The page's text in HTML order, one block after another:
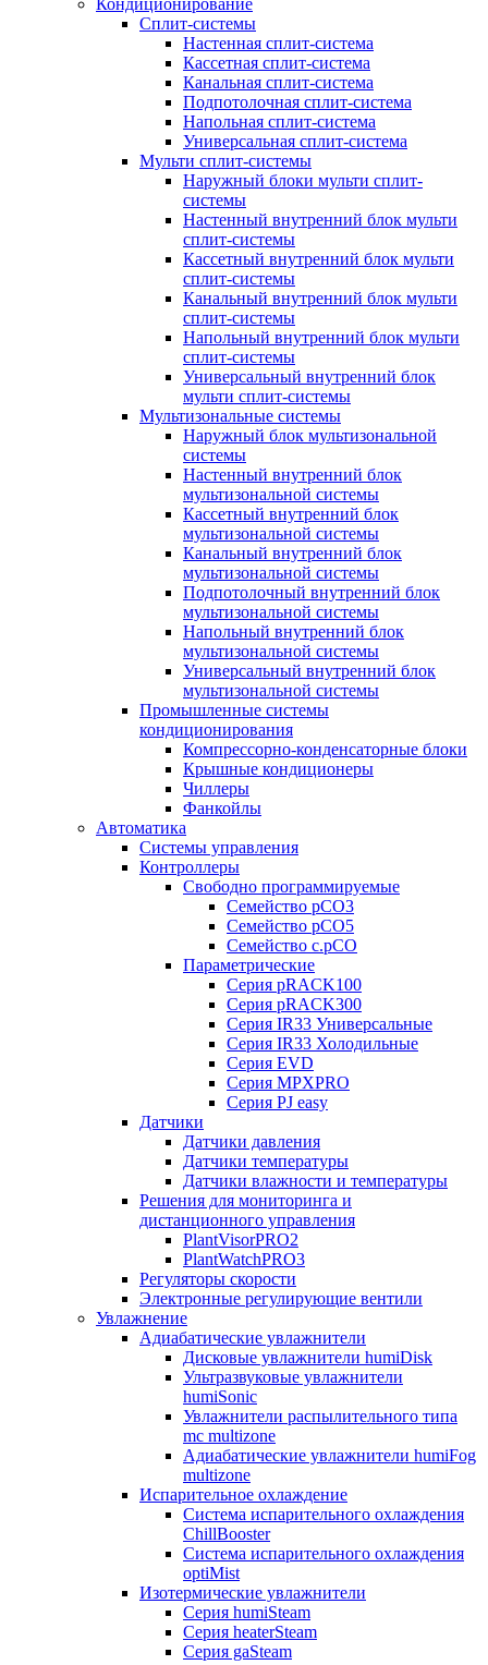
Кондиционирование
Сплит-системы
Настенная сплит-система
Кассетная сплит-система
Канальная сплит-система
Подпотолочная сплит-система
Напольная сплит-система
Универсальная сплит-система
Мульти сплит-системы
Наружный блоки мульти сплит-
системы
Настенный внутренний блок мульти
сплит-системы
Кассетный внутренний блок мульти
сплит-системы
Канальный внутренний блок мульти
сплит-системы
Напольный внутренний блок мульти
сплит-системы
Универсальный внутренний блок
мульти сплит-системы
Мультизональные системы
Наружный блок мультизональной
системы
Настенный внутренний блок
мультизональной системы
Кассетный внутренний блок
мультизональной системы
Канальный внутренний блок
мультизональной системы
Подпотолочный внутренний блок
мультизональной системы
Напольный внутренний блок
мультизональной системы
Универсальный внутренний блок
мультизональной системы
Промышленные системы
кондиционирования
Компрессорно-конденсаторные блоки
Крышные кондиционеры
Чиллеры
Фанкойлы
Автоматика
Системы управления
Контроллеры
Свободно программируемые
Семейство pCO3
Семейство pCO5
Семейство c.pCO
Параметрические
Серия pRACK100
Серия pRACK300
Серия IR33 Универсальные
Серия IR33 Холодильные
Серия EVD
Серия MPXPRO
Серия PJ easy
Датчики
Датчики давления
Датчики температуры
Датчики влажности и температуры
Решения для мониторинга и
дистанционного управления
PlantVisorPRO2
PlantWatchPRO3
Регуляторы скорости
Электронные регулирующие вентили
Увлажнение
Адиабатические увлажнители
Дисковые увлажнители humiDisk
Ультразвуковые увлажнители
humiSonic
Увлажнители распылительного типа
mc multizone
Адиабатические увлажнители humiFog
multizone
Испарительное охлаждение
Система испарительного охлаждения
ChillBooster
Система испарительного охлаждения
optiMist
Изотермические увлажнители
Серия humiSteam
Серия heaterSteam
Серия gaSteam